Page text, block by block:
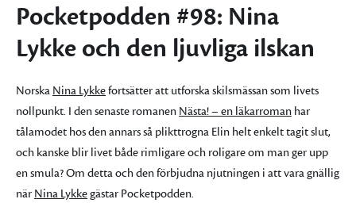
Pocketpodden #98: Nina
Lykke och den ljuvliga ilskan
Norska Nina Lykkefortsätter att utforska skilsmässan som livets
nollpunkt. I den senaste romanen Nästa! – en läkarroman har
tålamodet hos den annars så plikttrogna Elin helt enkelt tagit slut,
och kanske blir livet både rimligare och roligare om man ger upp
en smula? Om detta och den förbjudna njutningen i att vara gnällig
när Nina Lykkegästar Pocketpodden.